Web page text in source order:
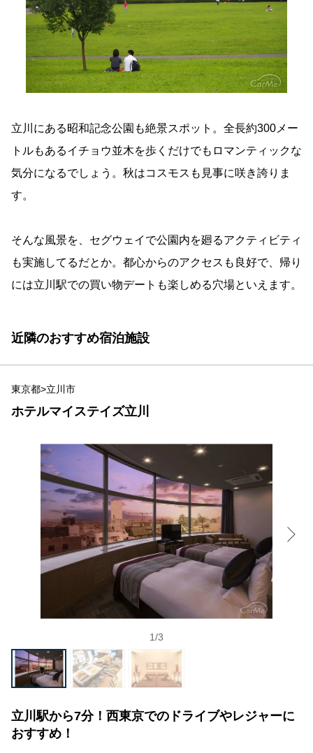
立川にある昭和記念公園も絶景スポット。全長約300メー
トルもあるイチョウ並木を歩くだけでもロマンティックな
気分になるでしょう。秋はコスモスも見事に咲き誇りま
す。
そんな風景を、セグウェイで公園内を廻るアクティビティ
も実施してるだとか。都心からのアクセスも良好で、帰り
には立川駅での買い物デートも楽しめる穴場といえます。
近隣のおすすめ宿泊施設
東京都>立川市
ホテルマイステイズ立川
1/3
立川駅から7分！西東京でのドライブやレジャーに
おすすめ！